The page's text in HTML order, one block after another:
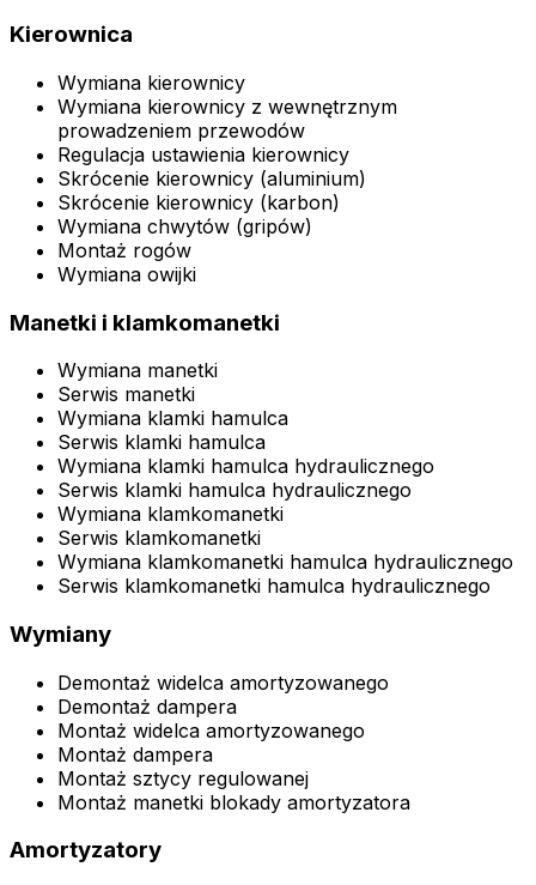
Kierownica
Wymiana kierownicy
Wymiana kierownicy z wewnętrznym
prowadzeniem przewodów
Regulacja ustawienia kierownicy
Skrócenie kierownicy (aluminium)
Skrócenie kierownicy (karbon)
Wymiana chwytów (gripów)
Montaż rogów
Wymiana owijki
Manetki i klamkomanetki
Wymiana manetki
Serwis manetki
Wymiana klamki hamulca
Serwis klamki hamulca
Wymiana klamki hamulca hydraulicznego
Serwis klamki hamulca hydraulicznego
Wymiana klamkomanetki
Serwis klamkomanetki
Wymiana klamkomanetki hamulca hydraulicznego
Serwis klamkomanetki hamulca hydraulicznego
Wymiany
Demontaż widelca amortyzowanego
Demontaż dampera
Montaż widelca amortyzowanego
Montaż dampera
Montaż sztycy regulowanej
Montaż manetki blokady amortyzatora
Amortyzatory